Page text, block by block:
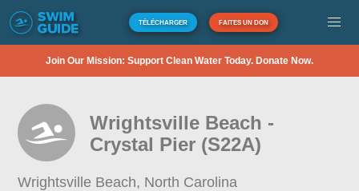
TÉLÉCHARGER FAITES UN DON
Join Our Mission: Support Clean Water Today. Donate Now.
Wrightsville Beach -
Crystal Pier (S22A)
Wrightsville Beach, North Carolina